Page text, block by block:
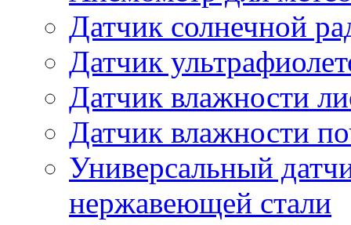
Датчик солнечной
Датчик
Датчик влажности
Датчик влажности
Универсальный
нержавеющей стали